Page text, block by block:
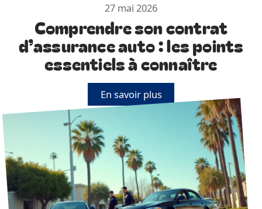
27 mai 2026
Comprendre son contrat
d’assurance auto : les points
essentiels à connaître
En savoir plus